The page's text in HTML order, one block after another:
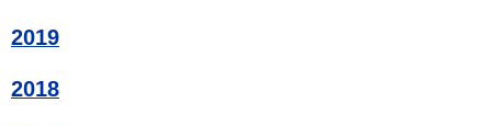
2019
2018